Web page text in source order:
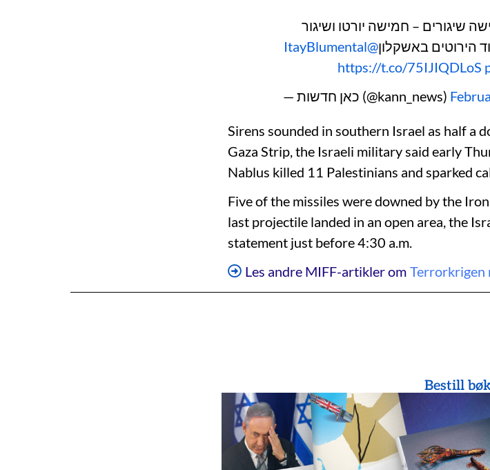
שיגורים – חמישה יורטו ושיגור
הירוטים באשקלון@ItayBlumental
https://t.co/75IJIQDLoS
— כאן חדשות (@kann_news)
Sirens sounded in southern Israel as half a
Gaza Strip, the Israeli military said early
Nablus killed 11 Palestinians and sparked
Five of the missiles were downed by the
last projectile landed in an open area, the
statement just before 4:30 a.m.
Les andre MIFF-artikler om Terrorkrigen
Bestill